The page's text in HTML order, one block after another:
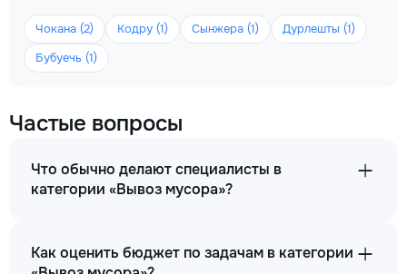
Чокана (2) Кодру (1) Сынжера (1)
Дурлешты (1)
Бубуечь (1)
Частые вопросы
Что обычно делают специалисты в
категории «Вывоз мусора»?
Как оценить бюджет по задачам в категории